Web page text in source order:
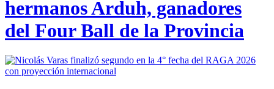
hermanos Arduh, ganadores
del Four Ball de la Provincia